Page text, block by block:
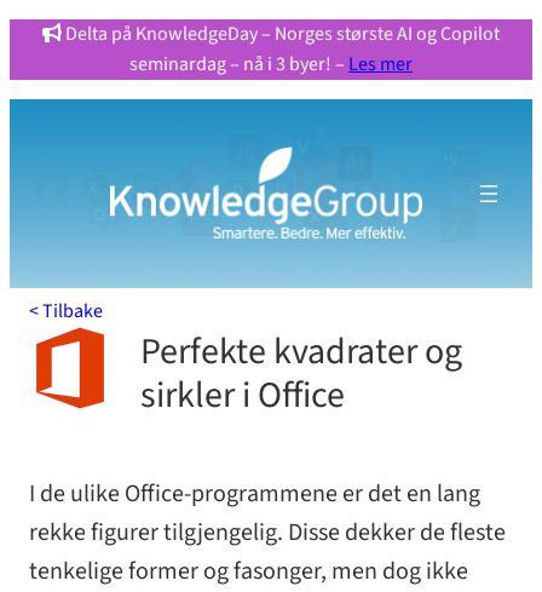
Hopp
til
Delta på KnowledgeDay – Norges største AI og Copilot
seminardag – nå i 3 byer! – Les mer
< Tilbake
Perfekte kvadrater og
sirkler i Office
I de ulike Office-programmene er det en lang
rekke figurer tilgjengelig. Disse dekker de fleste
tenkelige former og fasonger, men dog ikke